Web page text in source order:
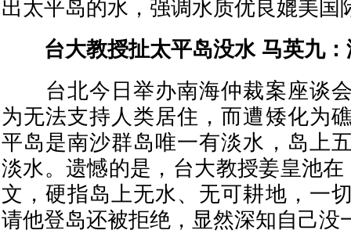
出太平岛的水，强调水质优良媲美国
台大教授扯太平岛没水 马英九：
台北今日举办南海仲裁案座谈会
为无法支持人类居住，而遭矮化为
平岛是南沙群岛唯一有淡水，岛上
淡水。遗憾的是，台大教授姜皇池在
文，硬指岛上无水、无可耕地，一
请他登岛还被拒绝，显然深知自己没